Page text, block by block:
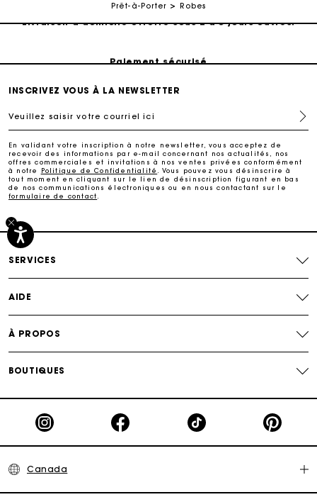
Prêt-à-Porter Robes
Paiement sécurisé
Suivi de commande
Paiement sécurisé
INSCRIVEZ VOUS À LA NEWSLETTER
Veuillez saisir votre courriel ici
En validant votre inscription à notre newsletter, vous acceptez de
recevoir des informations par e-mail concernant nos actualités, nos
offres commerciales et invitations à nos ventes privées conformément
à notre
Politique de Confidentialité
. Vous pouvez vous désinscrire à
tout moment en cliquant sur le lien de désinscription figurant en bas
de nos communications électroniques ou en nous contactant sur le
formulaire de contact
SERVICES
AIDE
À PROPOS
BOUTIQUES
Canada